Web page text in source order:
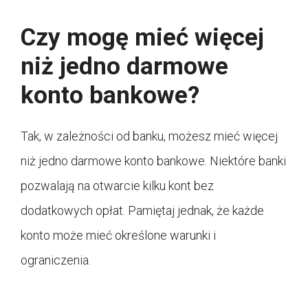
Czy mogę mieć więcej
niż jedno darmowe
konto bankowe?
Tak, w zależności od banku, możesz mieć więcej
niż jedno darmowe konto bankowe. Niektóre banki
pozwalają na otwarcie kilku kont bez
dodatkowych opłat. Pamiętaj jednak, że każde
konto może mieć określone warunki i
ograniczenia.